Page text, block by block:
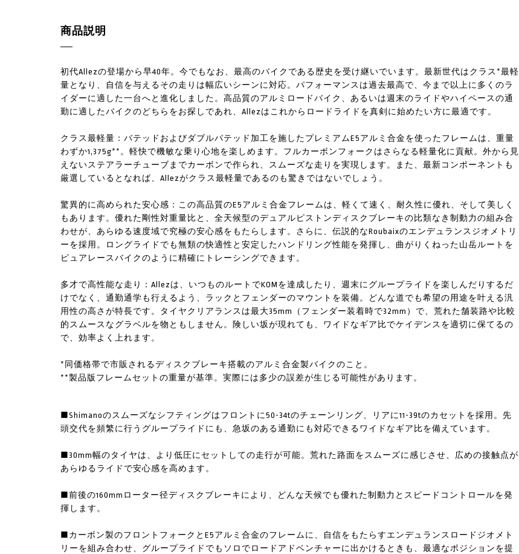
商品説明
初代Allezの登場から早40年。今でもなお、最高のバイクである歴史を受け継いでいます。最新世代はクラス*最軽
量となり、自信を与えるその走りは幅広いシーンに対応。パフォーマンスは過去最高で、今まで以上に多くのラ
イダーに適した一台へと進化しました。高品質のアルミロードバイク、あるいは週末のライドやハイペースの通
勤に適したバイクのどちらをお探しであれ、Allezはこれからロードライドを真剣に始めたい方に最適です。
クラス最軽量：バテッドおよびダブルバテッド加工を施したプレミアムE5アルミ合金を使ったフレームは、重量
わずか1,375g**。軽快で機敏な乗り心地を楽しめます。フルカーボンフォークはさらなる軽量化に貢献。外から見
えないステアラーチューブまでカーボンで作られ、スムーズな走りを実現します。また、最新コンポーネントも
厳選しているとなれば、Allezがクラス最軽量であるのも驚きではないでしょう。
驚異的に高められた安心感：この高品質のE5アルミ合金フレームは、軽くて速く、耐久性に優れ、そして美しく
もあります。優れた剛性対重量比と、全天候型のデュアルピストンディスクブレーキの比類なき制動力の組み合
わせが、あらゆる速度域で究極の安心感をもたらします。さらに、伝説的なRoubaixのエンデュランスジオメトリ
ーを採用。ロングライドでも無類の快適性と安定したハンドリング性能を発揮し、曲がりくねった山岳ルートを
ピュアレースバイクのように精確にトレーシングできます。
多才で高性能な走り：Allezは、いつものルートでKOMを達成したり、週末にグループライドを楽しんだりするだ
けでなく、通勤通学も行えるよう、ラックとフェンダーのマウントを装備。どんな道でも希望の用途を叶える汎
用性の高さが特長です。タイヤクリアランスは最大35mm（フェンダー装着時で32mm）で、荒れた舗装路や比較
的スムースなグラベルを物ともしません。険しい坂が現れても、ワイドなギア比でケイデンスを適切に保てるの
で、効率よく上れます。
*同価格帯で市販されるディスクブレーキ搭載のアルミ合金製バイクのこと。
**製品版フレームセットの重量が基準。実際には多少の誤差が生じる可能性があります。
■Shimanoのスムーズなシフティングはフロントに50-34tのチェーンリング、リアに11-39tのカセットを採用。先
頭交代を頻繁に行うグループライドにも、急坂のある通勤にも対応できるワイドなギア比を備えています。
■30mm幅のタイヤは、より低圧にセットしての走行が可能。荒れた路面をスムーズに感じさせ、広めの接触点が
あらゆるライドで安心感を高めます。
■前後の160mmローター径ディスクブレーキにより、どんな天候でも優れた制動力とスピードコントロールを発
揮します。
■カーボン製のフロントフォークとE5アルミ合金のフレームに、自信をもたらすエンデュランスロードジオメト
リーを組み合わせ、グループライドでもソロでロードアドベンチャーに出かけるときも、最適なポジションを提